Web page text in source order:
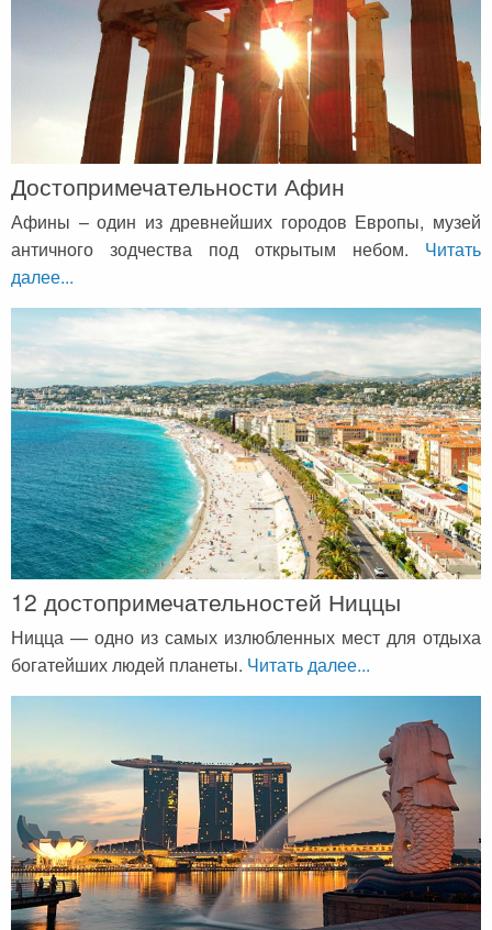
Достопримечательности Афин
Афины – один из древнейших городов Европы, музей
античного зодчества под открытым небом. Читать
далее...
12 достопримечательностей Ниццы
Ницца — одно из самых излюбленных мест для отдыха
богатейших людей планеты. Читать далее...